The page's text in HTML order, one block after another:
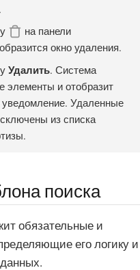
на панели
окно удаления.
Удалить. Система
элементы и отобразит
Удаленные
из списка
поиска
обязательные и
его логику и